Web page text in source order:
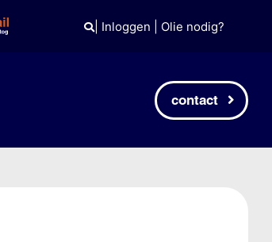
| Inloggen Olie nodig?
contact